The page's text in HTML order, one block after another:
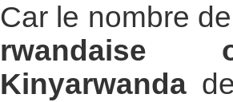
Car le nombre
rwandaise
Kinyarwanda